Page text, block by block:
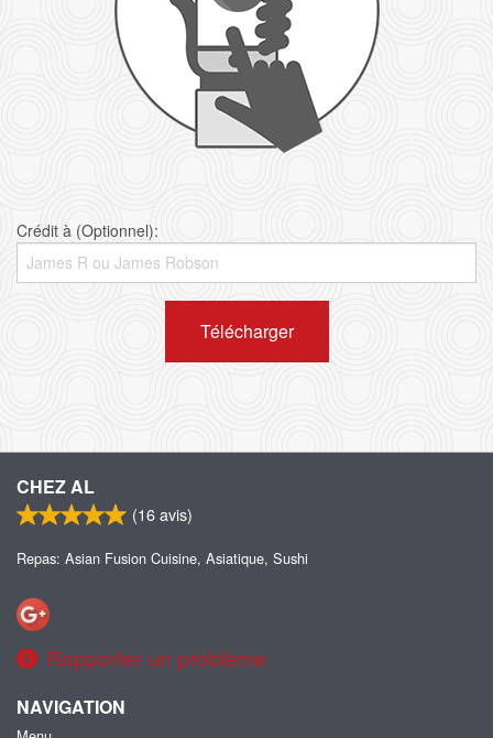
Crédit à (Optionnel):
Télécharger
CHEZ AL
(16avis)
Repas: Asian Fusion Cuisine, Asiatique, Sushi
Rapporter un problème
NAVIGATION